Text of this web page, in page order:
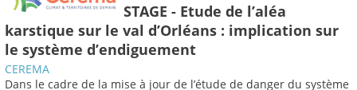
STAGE - Etude de l’aléa
karstique sur le val d’Orléans : implication sur
le système d’endiguement
CEREMA
Dans le cadre de la mise à jour de l’étude de danger du système